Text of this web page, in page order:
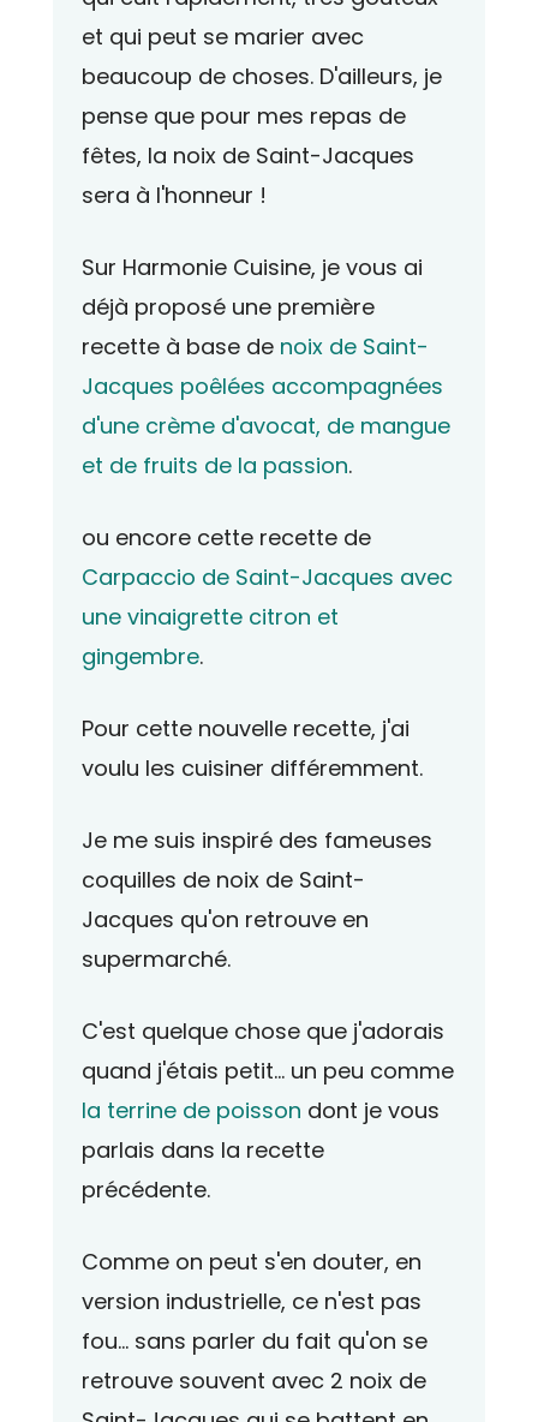
et qui peut se marier avec
beaucoup de choses. D'ailleurs, je
pense que pour mes repas de
fêtes, la noix de Saint-Jacques
sera à l'honneur !
Sur Harmonie Cuisine, je vous ai
déjà proposé une première
recette à base de noix de Saint-
Jacques poêlées accompagnées
d'une crème d'avocat, de mangue
et de fruits de la passion.
ou encore cette recette de
Carpaccio de Saint-Jacques avec
une vinaigrette citron et
gingembre.
Pour cette nouvelle recette, j'ai
voulu les cuisiner différemment.
Je me suis inspiré des fameuses
coquilles de noix de Saint-
Jacques qu'on retrouve en
supermarché.
C'est quelque chose que j'adorais
quand j'étais petit... un peu comme
la terrine de poisson dont je vous
parlais dans la recette
précédente.
Comme on peut s'en douter, en
version industrielle, ce n'est pas
fou... sans parler du fait qu'on se
retrouve souvent avec 2 noix de